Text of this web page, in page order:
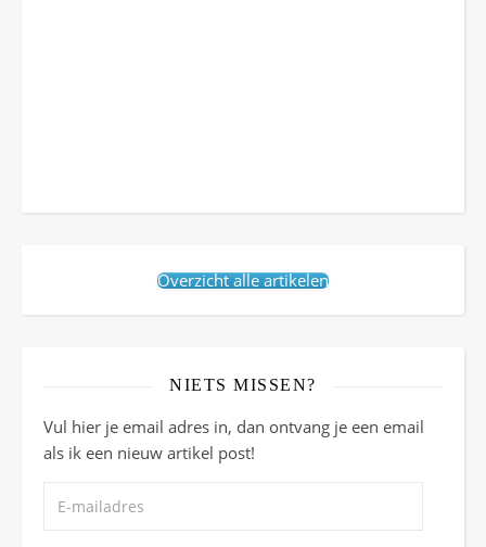
Overzicht alle artikelen
NIETS MISSEN?
Vul hier je email adres in, dan ontvang je een email
als ik een nieuw artikel post!